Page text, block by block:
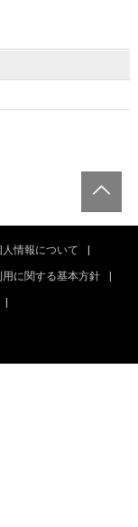
人情報について
に関する基本方針